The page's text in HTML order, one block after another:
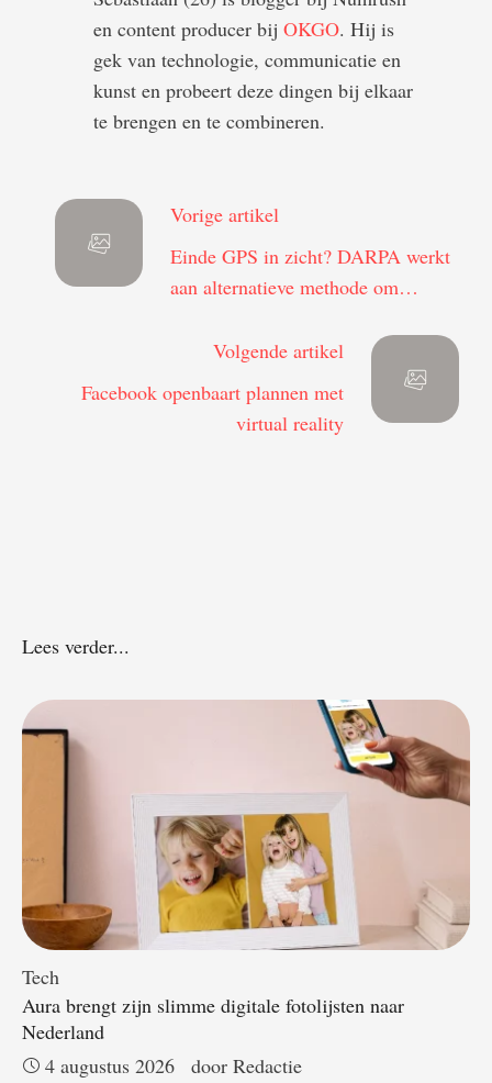
en content producer bij OKGO. Hij is
gek van technologie, communicatie en
kunst en probeert deze dingen bij elkaar
te brengen en te combineren.
Vorige artikel
Einde GPS in zicht? DARPA werkt
aan alternatieve methode om
Volgende artikel
Facebook openbaart plannen met
virtual reality
Lees verder...
Tech
Aura brengt zijn slimme digitale fotolijsten naar
Nederland
4 augustus 2026
door Redactie